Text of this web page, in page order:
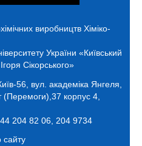
виробництв Хіміко-
України «Київський
Сікорського»
56, вул. академіка Янгеля,
корпус 4,
204 82 06, 204 9734